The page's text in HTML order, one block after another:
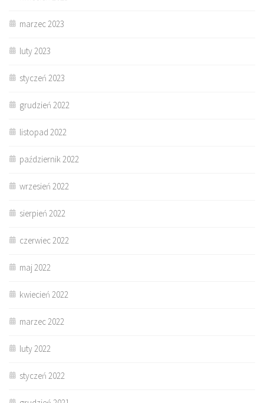
marzec 2023
luty 2023
styczeń 2023
grudzień 2022
listopad 2022
październik 2022
wrzesień 2022
sierpień 2022
czerwiec 2022
maj 2022
kwiecień 2022
marzec 2022
luty 2022
styczeń 2022